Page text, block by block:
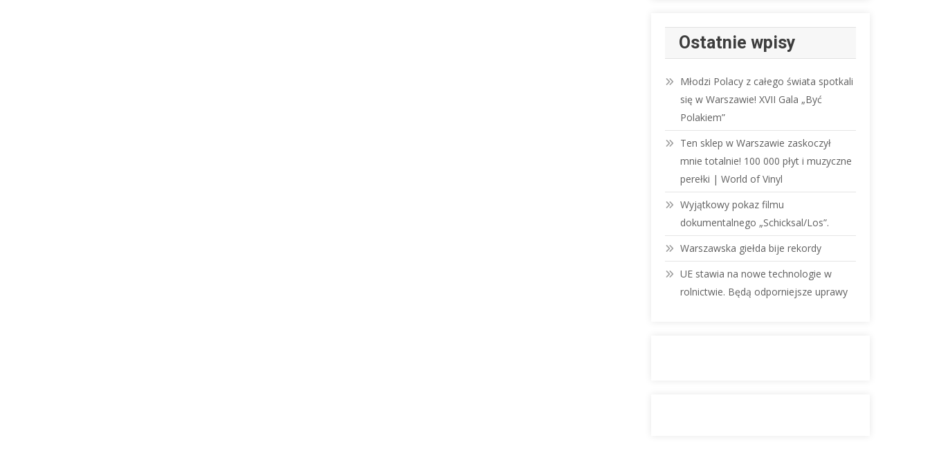
Ostatnie wpisy
Młodzi Polacy z całego świata spotkali
się w Warszawie! XVII Gala „Być
Polakiem”
Ten sklep w Warszawie zaskoczył
mnie totalnie! 100 000 płyt i muzyczne
perełki | World of Vinyl
Wyjątkowy pokaz filmu
dokumentalnego „Schicksal/Los”.
Warszawska giełda bije rekordy
UE stawia na nowe technologie w
rolnictwie. Będą odporniejsze uprawy